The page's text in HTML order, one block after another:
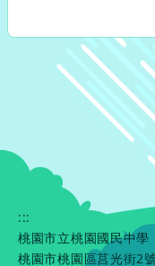
:::
桃園市立桃園國民中學
桃園市桃園區莒光街2